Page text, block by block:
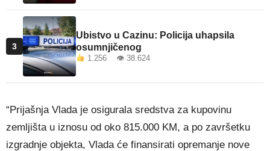
3
Ubistvo u Cazinu: Policija uhapsila
osumnjičenog
1.256 👁 38.624
“Prijašnja Vlada je osigurala sredstva za kupovinu
zemljišta u iznosu od oko 815.000 KM, a po završetku
izgradnje objekta, Vlada će finansirati opremanje nove